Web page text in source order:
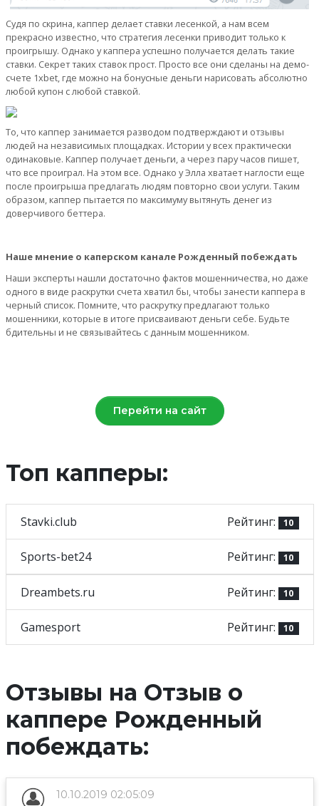
Судя по скрина, каппер делает ставки лесенкой, а нам всем
прекрасно известно, что стратегия лесенки приводит только к
проигрышу. Однако у каппера успешно получается делать такие
ставки. Секрет таких ставок прост. Просто все они сделаны на демо-
счете 1xbet, где можно на бонусные деньги нарисовать абсолютно
любой купон с любой ставкой.
То, что каппер занимается разводом подтверждают и отзывы
людей на независимых площадках. Истории у всех практически
одинаковые. Каппер получает деньги, а через пару часов пишет,
что все проиграл. На этом все. Однако у Элла хватает наглости еще
после проигрыша предлагать людям повторно свои услуги. Таким
образом, каппер пытается по максимуму вытянуть денег из
доверчивого беттера.
Наше мнение о каперском канале Рожденный побеждать
Наши эксперты нашли достаточно фактов мошенничества, но даже
одного в виде раскрутки счета хватил бы, чтобы занести каппера в
черный список. Помните, что раскрутку предлагают только
мошенники, которые в итоге присваивают деньги себе. Будьте
бдительны и не связывайтесь с данным мошенником.
Перейти на сайт
Топ капперы:
Stavki.club Рейтинг: 10
Sports-bet24 Рейтинг: 10
Dreambets.ru Рейтинг: 10
Gamesport Рейтинг: 10
Отзывы на Отзыв о
каппере Рожденный
побеждать:
10.10.2019 02:05:09